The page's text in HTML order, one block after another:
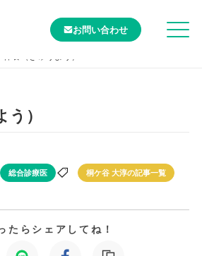
お問い合わせ
）
総合診療医 桐ケ谷 大淳の記事一覧
たらシェアしてね！